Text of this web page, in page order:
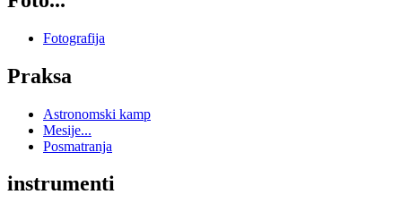
Fotografija
Praksa
Astronomski kamp
Mesije...
Posmatranja
instrumenti